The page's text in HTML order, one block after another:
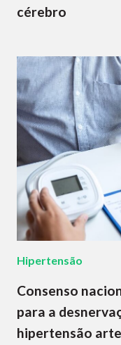
cérebro
Hipertensão
Consenso
para a
hipertensão